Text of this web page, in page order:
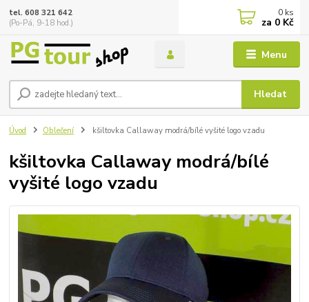
Menu
Hledat
tel. 608 321 642
(Po-Pá, 9-18 hod.)
0 ks
za 0 Kč
Úvod Oblečení kšiltovka Callaway modrá/bílé vyšité logo vzadu
kšiltovka Callaway modrá/bílé
vyšité logo vzadu